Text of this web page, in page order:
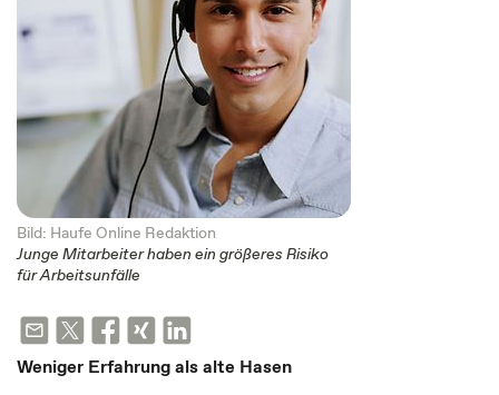
Bild: Haufe Online Redaktion
Junge Mitarbeiter haben ein größeres Risiko
für Arbeitsunfälle
Weniger Erfahrung als alte Hasen